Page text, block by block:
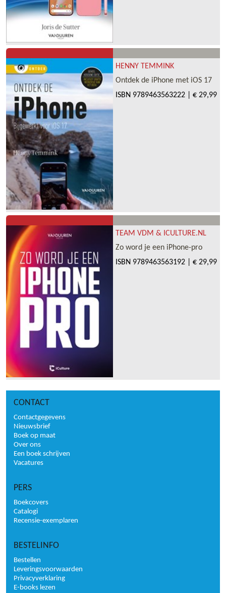
HENNY TEMMINK
Ontdek de iPhone met iOS 17
ISBN 9789463563222 € 29,99
TEAM VDM & ICULTURE.NL
Zo word je een iPhone-pro
ISBN 9789463563192 € 29,99
CONTACT
Contactgegevens
Nieuwsbrief
Boek op maat
Over ons
Een boek schrijven
Vacatures
PERS
Boekcovers
Catalogi
Recensie-exemplaren
BESTELINFO
Bestellen
Leveringsvoorwaarden
Privacyverklaring
E-books lezen